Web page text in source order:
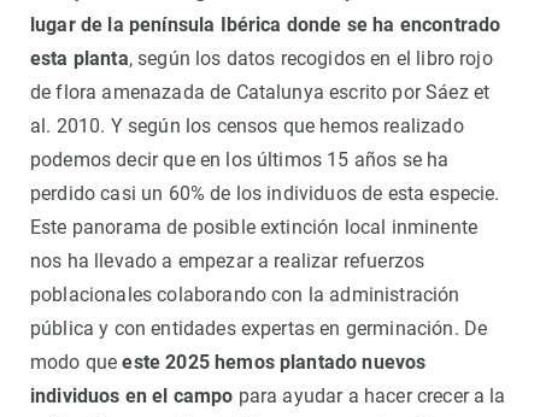
lugar de la península Ibérica donde se ha encontrado
esta planta, según los datos recogidos en el libro rojo
de flora amenazada de Catalunya escrito por Sáez et
al. 2010. Y según los censos que hemos realizado
podemos decir que en los últimos 15 años se ha
perdido casi un 60% de los individuos de esta especie.
Este panorama de posible extinción local inminente
nos ha llevado a empezar a realizar refuerzos
poblacionales colaborando con la administración
pública y con entidades expertas en germinación. De
modo queeste 2025 hemos plantado nuevos
individuos en el campo para ayudar a hacer crecer a la